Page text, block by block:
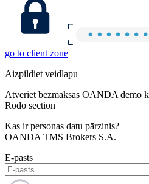
go to client zone
Aizpildiet veidlapu
Atveriet bezmaksas OANDA demo
Rodo section
Kas ir personas datu pārzinis?
OANDA TMS Brokers S.A.
E-pasts